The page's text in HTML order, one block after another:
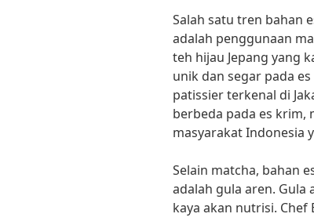
Salah satu tren bahan
adalah penggunaan
teh hijau Jepang yang
unik dan segar pada
patissier terkenal di
berbeda pada es krim,
masyarakat Indonesia
Selain matcha, bahan
adalah gula aren. Gula
kaya akan nutrisi.